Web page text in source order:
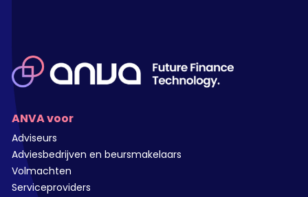
ANVA voor
Adviseurs
Adviesbedrijven en beursmakelaars
Volmachten
Serviceproviders